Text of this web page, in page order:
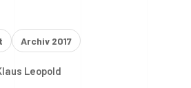
Archiv 2017
Leopold